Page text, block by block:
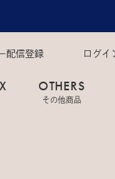
配信登録 ログイ
OTHERS
その他商品